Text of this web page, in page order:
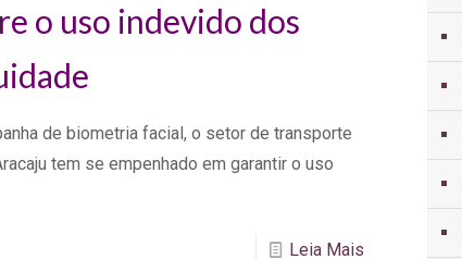
o uso indevido dos
de biometria facial, o setor de transporte
tem se empenhado em garantir o uso
Leia Mais